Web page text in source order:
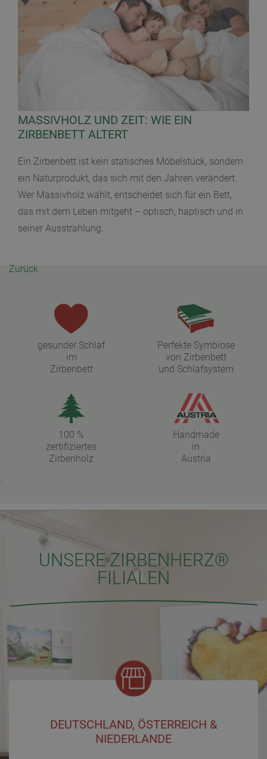
MASSIVHOLZ UND ZEIT: WIE EIN
ZIRBENBETT ALTERT
Ein Zirbenbett ist kein statisches Möbelstück, sondern
ein Naturprodukt, das sich mit den Jahren verändert.
Wer Massivholz wählt, entscheidet sich für ein Bett,
das mit dem Leben mitgeht – optisch, haptisch und in
seiner Ausstrahlung.
Zurück
gesunder Schlaf
im
Zirbenbett
Perfekte Symbiose
von Zirbenbett
und Schlafsystem
100 %
zertifiziertes
Zirbenholz
Handmade
in
Austria
UNSERE ZIRBENHERZ®
FILIALEN
DEUTSCHLAND, ÖSTERREICH &
NIEDERLANDE
.